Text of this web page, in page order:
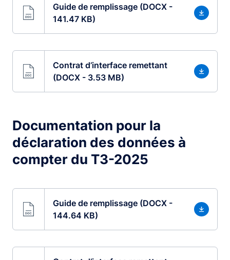
Guide de remplissage (DOCX -
141.47 KB)
Contrat d’interface remettant
(DOCX - 3.53 MB)
Documentation pour la
déclaration des données à
compter du T3-2025
Guide de remplissage (DOCX -
144.64 KB)